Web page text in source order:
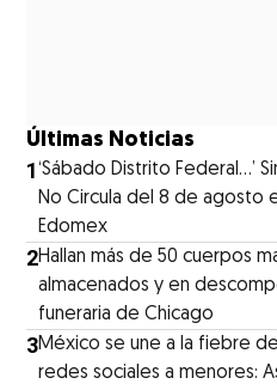
Últimas Noticias
1‘Sábado Distrito Federal...’
No Circula del 8 de agosto
Edomex
2Hallan más de 50 cuerpos
almacenados y en
funeraria de Chicago
3México se une a la fiebre
redes sociales a menores: